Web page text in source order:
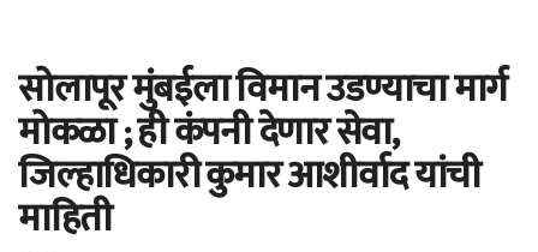
सोलापूर मुंबईला विमान उडण्याचा मार्ग
मोकळा ; ही कंपनी देणार सेवा,
जिल्हाधिकारी कुमार आशीर्वाद यांची
माहिती